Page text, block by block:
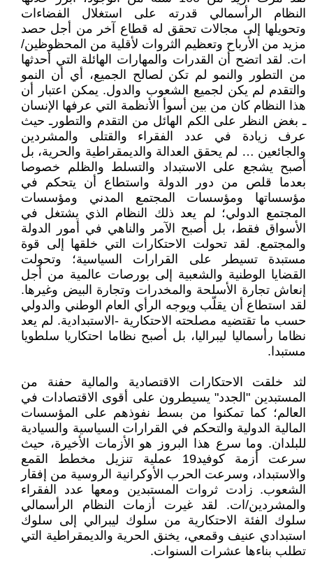
النظام الرأسمالي قدرته على استغلال الفضاءات
وتحويلها إلى مجالات تحقق له قطاع آخر من أجل حصد
مزيد من الأرباح وتعظيم الثروات لأقلية من المحظوظين/
ات. لقد اتضح أن القدرات والمهارات الهائلة التي أحدثها
من التطور والنمو لم تكن لصالح الجميع، أي أن النمو
والتقدم لم يكن لجميع الشعوب والدول. يمكن اعتبار أن
هذا النظام كان من بين أسوأ الأنظمة التي عرفها الإنسان
ـ بغض النظر على الكم الهائل من التقدم والتطورـ حيث
عرف زيادة في عدد الفقراء والقتلى والمشردين
والجائعين … لم يحقق العدالة والديمقراطية والحرية، بل
أصبح يشجع على الاستبداد والتسلط والظلم خصوصا
بعدما قلص من دور الدولة واستطاع أن يتحكم في
مؤسساتها ومؤسسات المجتمع المدني ومؤسسات
المجتمع الدولي؛ لم يعد ذلك النظام الذي يشتغل في
الأسواق فقط، بل أصبح الآمر والناهي في أمور الدولة
والمجتمع. لقد تحولت الاحتكارات التي خلقها إلى قوة
مستبدة تسيطر على القرارات السياسية؛ وتحولت
القضايا الوطنية والشعبية إلى بورصات عالمية من أجل
إنعاش تجارة الأسلحة والمخدرات وتجارة البيض وغيرها.
لقد استطاع أن يقلّب ويوجه الرأي العام الوطني والدولي
حسب ما تقتضيه مصلحته الاحتكارية -الاستبدادية. لم يعد
نظاما رأسماليا ليبراليا، بل أصبح نظاما احتكاريا سلطويا
مستبدا.
لثد خلقت الاحتكارات الاقتصادية والمالية حفنة من
المستبدين "الجدد" يسيطرون على أقوى الاقتصادات في
العالم؛ كما تمكنوا من بسط نفوذهم على المؤسسات
المالية الدولية والتحكم في القرارات السياسية والسيادية
للبلدان. وما سرع هذا البروز هو الأزمات الأخيرة، حيث
سرعت أزمة كوفيد19 عملية تنزيل مخطط القمع
والاستبداد، وسرعت الحرب الأوكرانية الروسية من إفقار
الشعوب. زادت ثروات المستبدين ومعها عدد الفقراء
والمشردين/ات. لقد غيرت أزمات النظام الرأسمالي
سلوك الفئة الاحتكارية من سلوك ليبرالي إلى سلوك
استبدادي عنيف وقمعي، يخنق الحرية والديمقراطية التي
تطلب بناءها عشرات السنوات.